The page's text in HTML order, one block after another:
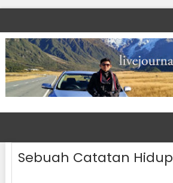
Sebuah Catatan Hidup